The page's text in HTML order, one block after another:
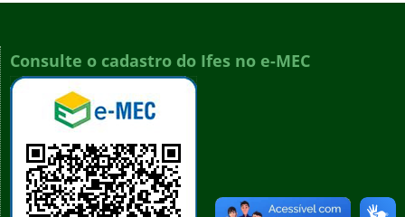
Consulte o cadastro do Ifes no e-MEC